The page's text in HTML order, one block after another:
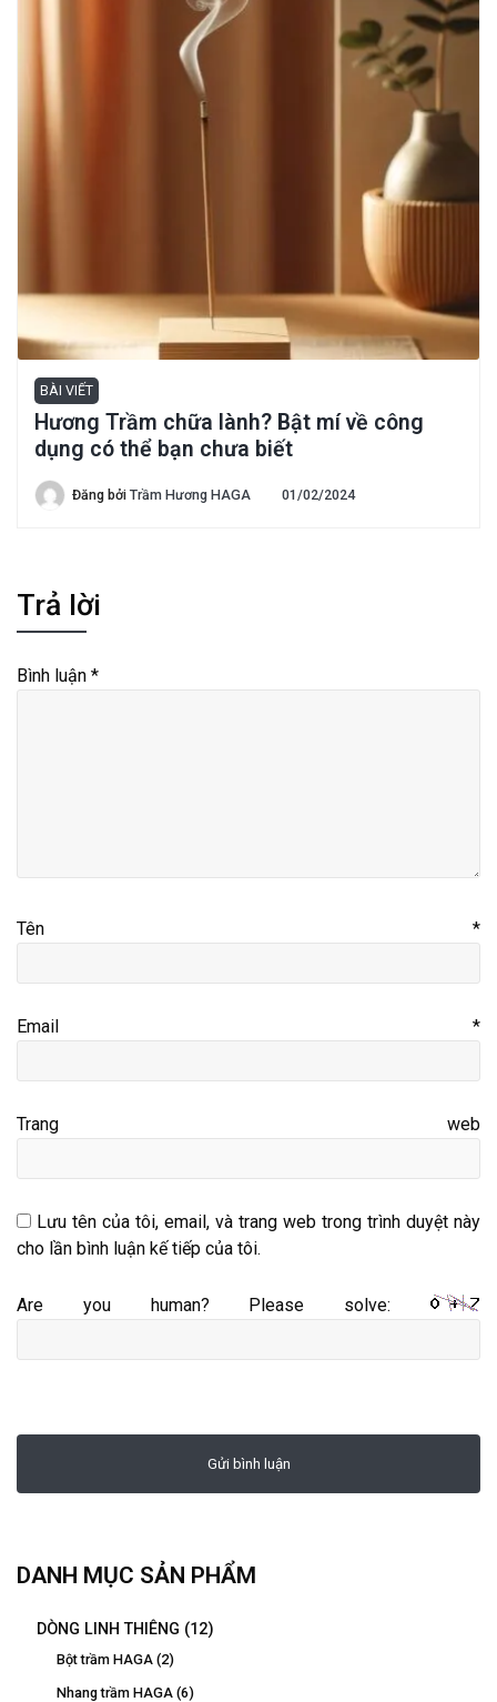
BÀI VIẾT
Hương Trầm chữa lành? Bật mí về công
dụng có thể bạn chưa biết
Đăng bởi Trầm Hương HAGA 01/02/2024
Trả lời
Bình luận *
Tên *
Email *
Trang web
Lưu tên của tôi, email, và trang web trong trình duyệt này
cho lần bình luận kế tiếp của tôi.
Are you human? Please solve:
DANH MỤC SẢN PHẨM
DÒNG LINH THIÊNG (12)
Bột trầm HAGA (2)
Nhang trầm HAGA (6)